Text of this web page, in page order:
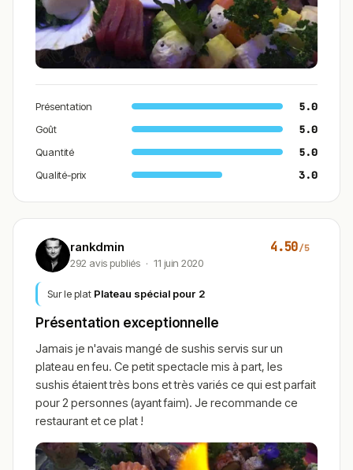
Présentation 5.0
Goût 5.0
Quantité 5.0
Qualité-prix 3.0
rankdmin
292 avis publiés · 11 juin 2020
4.50/5
Sur le plat Plateau spécial pour 2
Présentation exceptionnelle
Jamais je n'avais mangé de sushis servis sur un
plateau en feu. Ce petit spectacle mis à part, les
sushis étaient très bons et très variés ce qui est parfait
pour 2 personnes (ayant faim). Je recommande ce
restaurant et ce plat !